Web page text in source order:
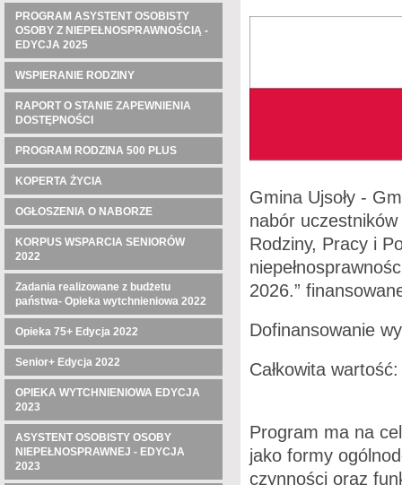
PROGRAM ASYSTENT OSOBISTY
OSOBY Z NIEPEŁNOSPRAWNOŚCIĄ -
EDYCJA 2025
WSPIERANIE RODZINY
RAPORT O STANIE ZAPEWNIENIA
DOSTĘPNOŚCI
PROGRAM RODZINA 500 PLUS
KOPERTA ŻYCIA
OGŁOSZENIA O NABORZE
KORPUS WSPARCIA SENIORÓW
2022
Zadania realizowane z budżetu
państwa- Opieka wytchnieniowa 2022
Opieka 75+ Edycja 2022
Senior+ Edycja 2022
OPIEKA WYTCHNIENIOWA EDYCJA
2023
ASYSTENT OSOBISTY OSOBY
NIEPEŁNOSPRAWNEJ - EDYCJA
2023
Gmina Ujsoły -
nabór
Rodziny, Pracy i
2026.”
Dofinansowanie
Całkowita
Program ma na
jako formy
czynności oraz